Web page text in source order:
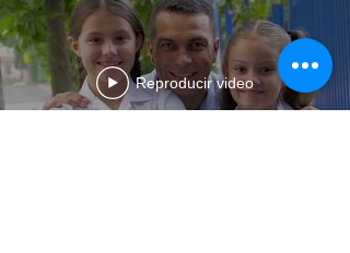
Reproducir video